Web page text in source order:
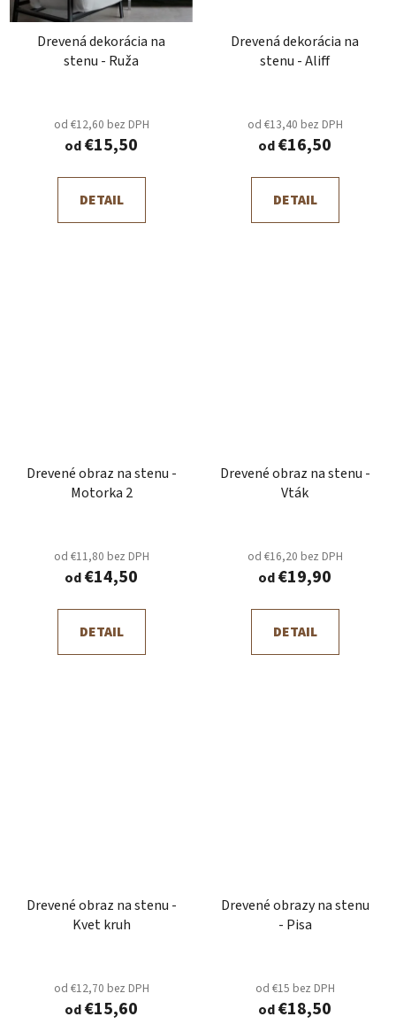
Drevená dekorácia na
stenu - Ruža
od €12,60 bez DPH
od€15,50
DETAIL
Drevená dekorácia na
stenu - Aliff
od €13,40 bez DPH
od€16,50
DETAIL
Drevené obraz na stenu -
Motorka 2
od €11,80 bez DPH
od€14,50
DETAIL
Drevené obraz na stenu -
Vták
od €16,20 bez DPH
od€19,90
DETAIL
Drevené obraz na stenu -
Kvet kruh
od €12,70 bez DPH
od€15,60
Drevené obrazy na stenu
- Pisa
od €15 bez DPH
od€18,50